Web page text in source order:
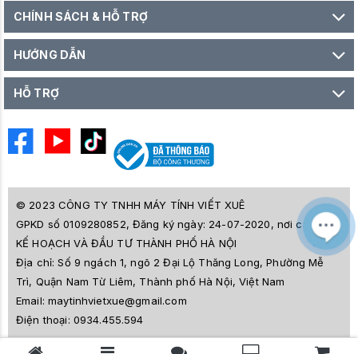
CHÍNH SÁCH & HỖ TRỢ
HƯỚNG DẪN
HỖ TRỢ
© 2023 CÔNG TY TNHH MÁY TÍNH VIẾT XUÊ
GPKD số 0109280852, Đăng ký ngày: 24-07-2020, nơi cấp SỞ
KẾ HOẠCH VÀ ĐẦU TƯ THÀNH PHỐ HÀ NỘI
Địa chỉ:Số 9 ngách 1, ngõ 2 Đại Lộ Thăng Long, Phường Mễ
Trì, Quận Nam Từ Liêm, Thành phố Hà Nội, Việt Nam
Email:maytinhvietxue@gmail.com
Điện thoại: 0934.455.594